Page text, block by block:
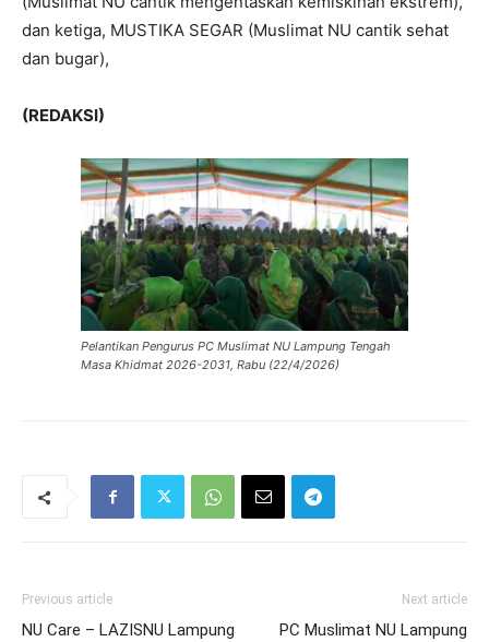
dan ketiga, MUSTIKA SEGAR (Muslimat NU cantik sehat
dan bugar),
(REDAKSI)
Pelantikan Pengurus PC Muslimat NU Lampung Tengah
Masa Khidmat 2026-2031, Rabu (22/4/2026)
Previous article
NU Care – LAZISNU Lampung
Next article
PC Muslimat NU Lampung